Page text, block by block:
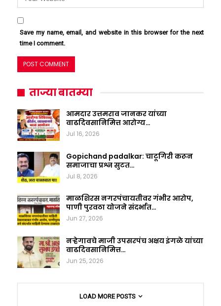
Save my name, email, and website in this browser for the next
time I comment.
ताज्या बातम्या
आमदार उत्तमराव जानकर यांच्या
वाढदिवसानिमित्त आरोग्य…
Jul 16, 2026
Gopichand padalkar: चाटूगिरी करून
समाजाचा प्रश्न सुटत…
Jul 8, 2026
माळशिरस नगरपंचायतीवर गंभीर आरोप,
पाणी पुरवठा योजने संदर्भात…
Jun 27, 2026
नऱ्हेगावचे माजी उपसरपंच अक्षय इंगळे यांच्या
वाढदिवसानिमित्त…
Jun 25, 2026
LOAD MORE POSTS